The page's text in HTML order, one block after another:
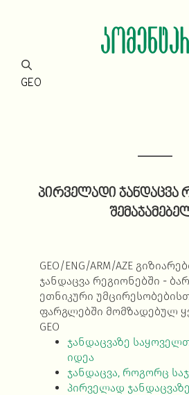
GEO
პირველადი ჯანდაცვა
GEO/ENG/ARM/AZE
ჯანდაცვა რეგიონებში -
ეთნიკური
ფარგლებში მომზადებულ
GEO
ჯანდაცვაზე
იდეა
ჯანდაცვა, როგორც
პირველად